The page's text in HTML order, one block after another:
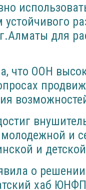
для
что ООН
и
и
о
хаб